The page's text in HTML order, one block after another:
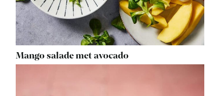
Mango salade met avocado